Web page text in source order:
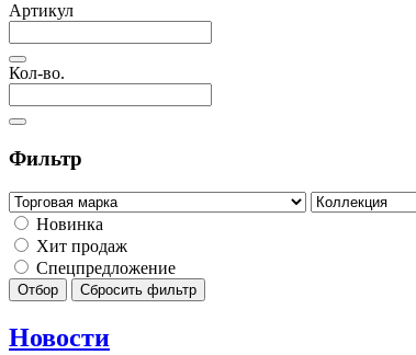
Артикул
Кол-во.
Фильтр
Новинка
Хит продаж
Спецпредложение
Отбор Сбросить фильтр
Новости